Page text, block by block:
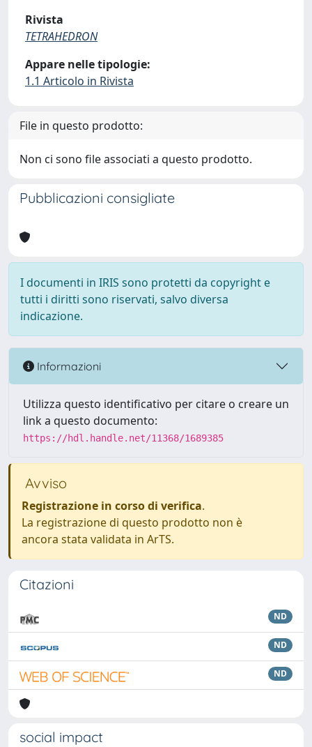
Rivista
TETRAHEDRON
Appare nelle tipologie:
1.1 Articolo in Rivista
File in questo prodotto:
Non ci sono file associati a questo prodotto.
Pubblicazioni consigliate
I documenti in IRIS sono protetti da copyright e
tutti i diritti sono riservati, salvo diversa
indicazione.
Informazioni
Utilizza questo identificativo per citare o creare un
link a questo documento:
https://hdl.handle.net/11368/1689385
Avviso
Registrazione in corso di verifica.
La registrazione di questo prodotto non è
ancora stata validata in ArTS.
Citazioni
ND
ND
ND
social impact